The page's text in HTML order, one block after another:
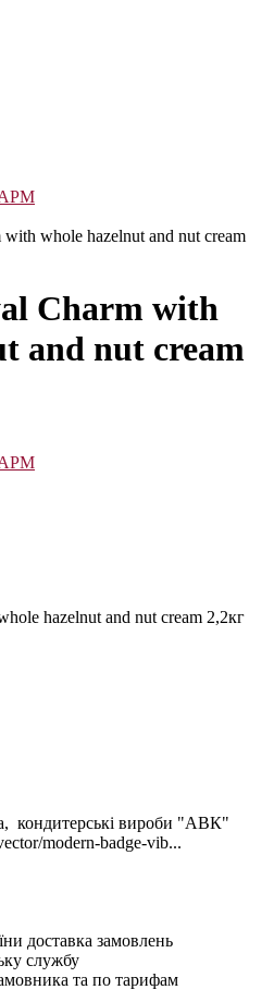
whole hazelnut and nut cream
Charm with
and nut cream
hazelnut and nut cream 2,2кг
кондитерські вироби "АВК"
доставка замовлень
службу
та по тарифам